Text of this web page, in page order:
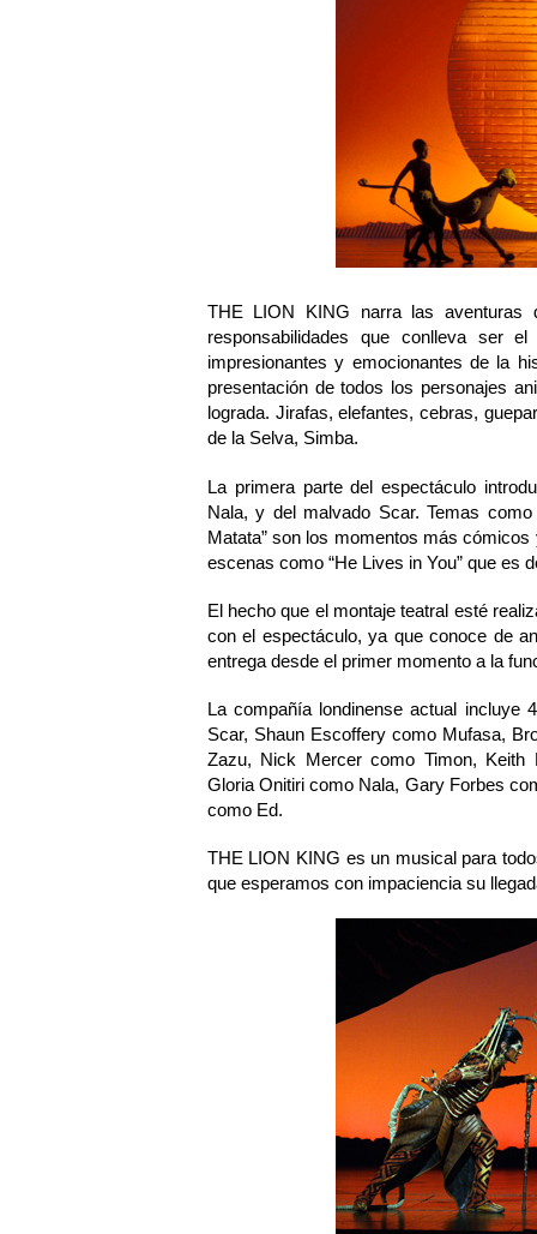
THE LION KING narra las
responsabilidades que conlleva ser
impresionantes y emocionantes de la
presentación de todos los personajes
lograda. Jirafas, elefantes, cebras,
de la Selva, Simba.
La primera parte del espectáculo
Nala, y del malvado Scar. Temas
Matata” son los momentos más
escenas como “He Lives in You” que es
El hecho que el montaje teatral esté
con el espectáculo, ya que conoce de
entrega desde el primer momento a la
La compañía londinense actual incluye
Scar, Shaun Escoffery como Mufasa,
Zazu, Nick Mercer como Timon, Keith
Gloria Onitiri como Nala, Gary Forbes
como Ed.
THE LION KING es un musical para
que esperamos con impaciencia su